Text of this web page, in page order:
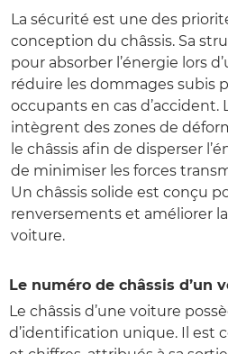
La sécurité est une des
conception du châssis. Sa
pour absorber l’énergie lors
réduire les dommages subis
occupants en cas d’accident.
intègrent des zones de
le châssis afin de disperser
de minimiser les forces
Un châssis solide est conçu
renversements et améliorer
voiture.
Le numéro de châssis d’un
Le châssis d’une voiture
d’identification unique. Il est